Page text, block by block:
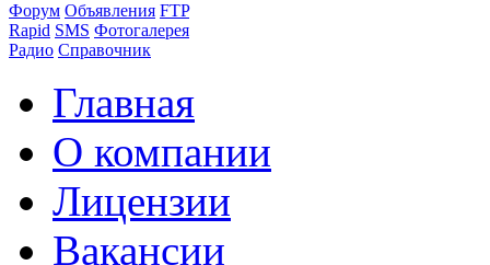
Форум Объявления FTP
Rapid SMS Фотогалерея
Радио Справочник
Главная
О компании
Лицензии
Вакансии